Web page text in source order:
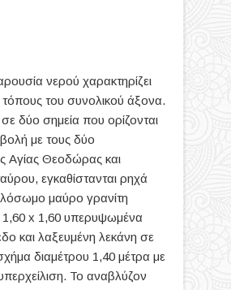
νερού χαρακτηρίζει
τόπους του συνολικού άξονα.
δύο σημεία που ορίζονται
με τους δύο
Αγίας Θεοδώρας και
εγκαθίστανται ρηχά
μαύρο γρανίτη
x 1,60 υπερυψωμένα
και λαξευμένη λεκάνη σε
διαμέτρου 1,40 μέτρα με
Το αναβλύζον